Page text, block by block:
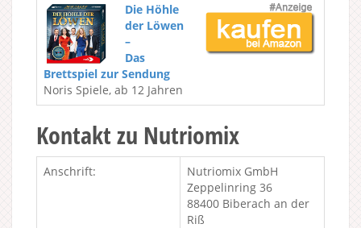
Die Höhle
der Löwen
–
Das
Brettspiel zur Sendung
Noris Spiele, ab 12 Jahren
Kontakt zu Nutriomix
Anschrift:
Nutriomix GmbH
Zeppelinring 36
88400 Biberach an der
Riß